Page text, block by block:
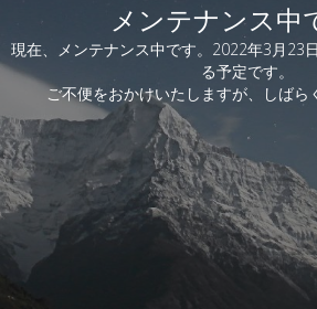
メンテナンス中
現在、メンテナンス中です。2022年3月23
る予定です。
ご不便をおかけいたしますが、しばら